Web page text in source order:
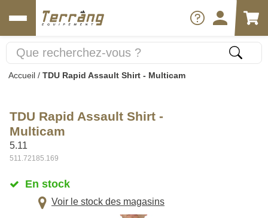
Accueil / TDU Rapid Assault Shirt - Multicam
TDU Rapid Assault Shirt -
Multicam
5.11
511.72185.169
En stock
Voir le stock des magasins